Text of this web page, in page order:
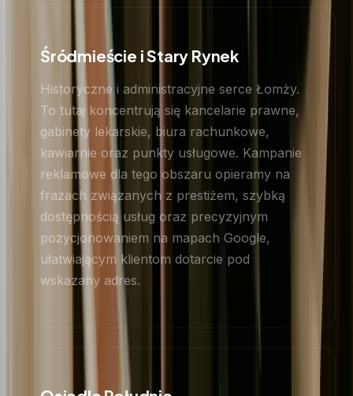
Śródmieście i Stary Rynek
Historyczne i administracyjne serce Łomży.
To tutaj koncentrują się kancelarie prawne,
gabinety lekarskie, biura rachunkowe,
kawiarnie oraz punkty usługowe. Kampanie
reklamowe dla tego obszaru opieramy na
frazach związanych z prestiżem, szybką
dostępnością usług oraz precyzyjnym
pozycjonowaniem na mapach Google,
ułatwiającym klientom dotarcie pod
wskazany adres.